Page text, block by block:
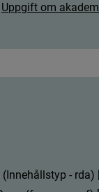
Uppgift om akadem
(Innehållstyp - rda)